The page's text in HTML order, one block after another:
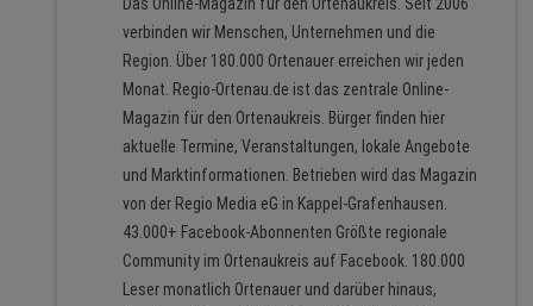
verbinden wir Menschen, Unternehmen und die
Region. Über 180.000 Ortenauer erreichen wir jeden
Monat. Regio-Ortenau.de ist das zentrale Online-
Magazin für den Ortenaukreis. Bürger finden hier
aktuelle Termine, Veranstaltungen, lokale Angebote
und Marktinformationen. Betrieben wird das Magazin
von der Regio Media eG in Kappel-Grafenhausen.
43.000+ Facebook-Abonnenten Größte regionale
Community im Ortenaukreis auf Facebook. 180.000
Leser monatlich Ortenauer und darüber hinaus,